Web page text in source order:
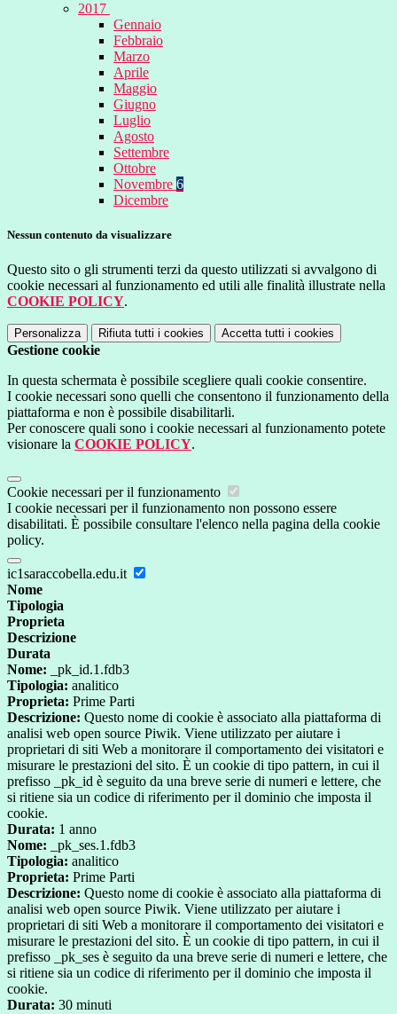
2017
Gennaio
Febbraio
Marzo
Aprile
Maggio
Giugno
Luglio
Agosto
Settembre
Ottobre
Novembre 6
Dicembre
Nessun contenuto da visualizzare
Questo sito o gli strumenti terzi da questo utilizzati si avvalgono di
cookie necessari al funzionamento ed utili alle finalità illustrate nella
COOKIE POLICY.
Personalizza Rifiuta tutti i cookies Accetta tutti i cookies
Gestione cookie
In questa schermata è possibile scegliere quali cookie consentire.
I cookie necessari sono quelli che consentono il funzionamento della
piattaforma e non è possibile disabilitarli.
Per conoscere quali sono i cookie necessari al funzionamento potete
visionare la COOKIE POLICY.
Cookie necessari per il funzionamento
I cookie necessari per il funzionamento non possono essere
disabilitati. È possibile consultare l'elenco nella pagina della cookie
policy.
ic1saraccobella.edu.it
Nome
Tipologia
Proprieta
Descrizione
Durata
Nome: _pk_id.1.fdb3
Tipologia: analitico
Proprieta: Prime Parti
Descrizione: Questo nome di cookie è associato alla piattaforma di
analisi web open source Piwik. Viene utilizzato per aiutare i
proprietari di siti Web a monitorare il comportamento dei visitatori e
misurare le prestazioni del sito. È un cookie di tipo pattern, in cui il
prefisso _pk_id è seguito da una breve serie di numeri e lettere, che
si ritiene sia un codice di riferimento per il dominio che imposta il
cookie.
Durata: 1 anno
Nome: _pk_ses.1.fdb3
Tipologia: analitico
Proprieta: Prime Parti
Descrizione: Questo nome di cookie è associato alla piattaforma di
analisi web open source Piwik. Viene utilizzato per aiutare i
proprietari di siti Web a monitorare il comportamento dei visitatori e
misurare le prestazioni del sito. È un cookie di tipo pattern, in cui il
prefisso _pk_ses è seguito da una breve serie di numeri e lettere, che
si ritiene sia un codice di riferimento per il dominio che imposta il
cookie.
Durata: 30 minuti